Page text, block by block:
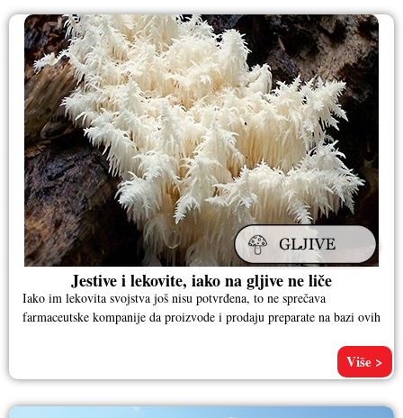
Jestive i lekovite, iako na gljive ne liče
Iako im lekovita svojstva još nisu potvrđena, to ne sprečava
farmaceutske kompanije da proizvode i prodaju preparate na bazi ovih
Više >